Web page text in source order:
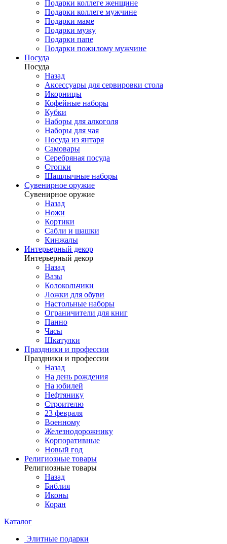
Подарки коллеге женщине
Подарки коллеге мужчине
Подарки маме
Подарки мужу
Подарки папе
Подарки пожилому мужчине
Посуда
Посуда
Назад
Аксессуары для сервировки стола
Икорницы
Кофейные наборы
Кубки
Наборы для алкоголя
Наборы для чая
Посуда из янтаря
Самовары
Серебряная посуда
Стопки
Шашлычные наборы
Сувенирное оружие
Сувенирное оружие
Назад
Ножи
Кортики
Сабли и шашки
Кинжалы
Интерьерный декор
Интерьерный декор
Назад
Вазы
Колокольчики
Ложки для обуви
Настольные наборы
Ограничители для книг
Панно
Часы
Шкатулки
Праздники и профессии
Праздники и профессии
Назад
На день рождения
На юбилей
Нефтянику
Строителю
23 февраля
Военному
Железнодорожнику
Корпоративные
Новый год
Религиозные товары
Религиозные товары
Назад
Библия
Иконы
Коран
Каталог
Элитные подарки